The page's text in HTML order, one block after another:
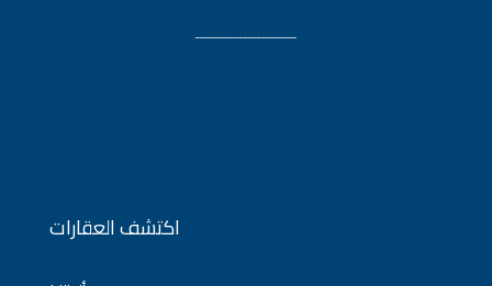
ـــــــــــــــــــــــ
اكتشف العقارات